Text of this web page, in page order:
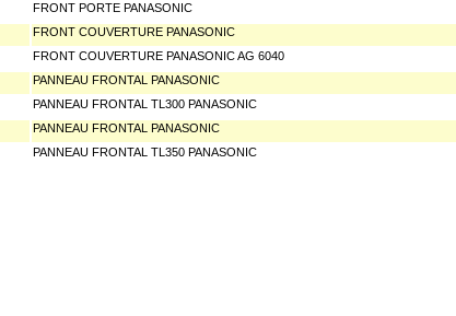
FRONT PORTE PANASONIC
FRONT COUVERTURE PANASONIC
FRONT COUVERTURE PANASONIC AG 6040
PANNEAU FRONTAL PANASONIC
PANNEAU FRONTAL TL300 PANASONIC
PANNEAU FRONTAL PANASONIC
PANNEAU FRONTAL TL350 PANASONIC